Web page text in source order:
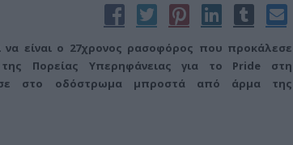
να είναι ο 27χρονος ρασοφόρος που προκάλεσε
Πορείας Υπερηφάνειας για το Pride στη
στο οδόστρωμα μπροστά από άρμα της